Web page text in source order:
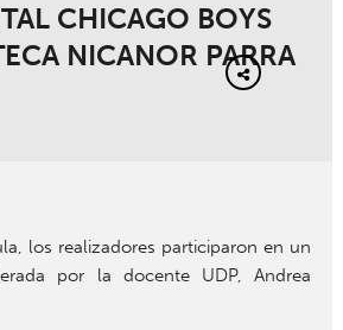
CHICAGO BOYS
NICANOR PARRA
los realizadores participaron en un
por la docente UDP, Andrea